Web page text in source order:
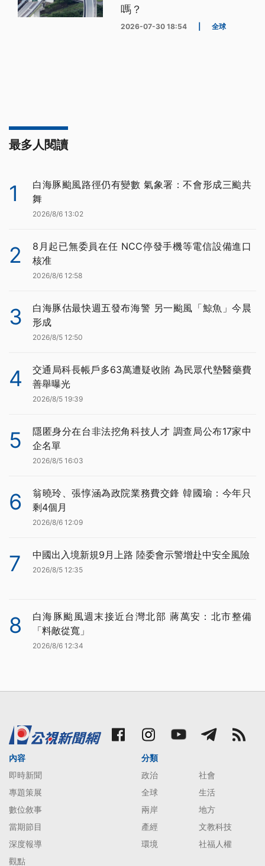
嗎？
2026-07-30 18:54 全球
最多人閱讀
1
白海豚颱風路徑仍有變數 氣象署：不會形成三颱共
舞
2026/8/6 13:02
2
8月起已無委員在任 NCC停發手機等電信設備進口
核准
2026/8/6 12:58
3
白海豚估最快週五發布海警 另一颱風「鯨魚」今晨
形成
2026/8/5 12:50
4
交通局科長帳戶多63萬遭疑收賄 為民眾代墊醫藥費
善舉曝光
2026/8/5 19:39
5
隱匿身分在台非法挖角科技人才 調查局公布17家中
企名單
2026/8/5 16:03
6
翁曉玲、張惇涵為政院業務費交鋒 韓國瑜：今年只
剩4個月
2026/8/6 12:09
7 中國出入境新規9月上路 陸委會示警增赴中安全風險
2026/8/5 12:35
8
白海豚颱風週末接近台灣北部 蔣萬安：北市整備
「料敵從寬」
2026/8/6 12:34
內容
即時新聞
專題策展
數位敘事
當期節目
深度報導
觀點
分類
政治
社會
全球
生活
兩岸
地方
產經
文教科技
環境
社福人權